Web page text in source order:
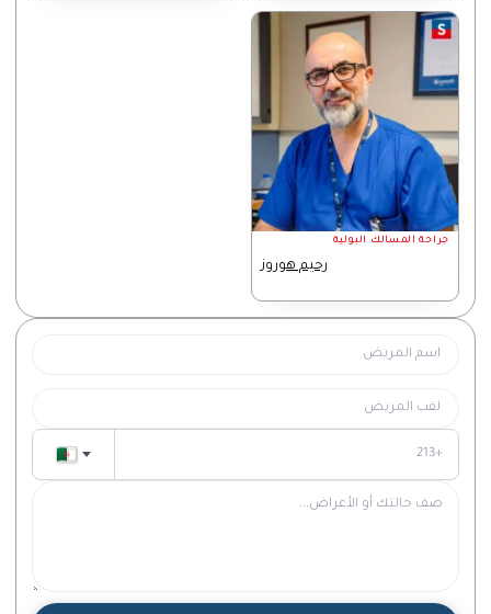
جراحة المسالك البولية
رحيم هوروز
هذا الحقل مطلوب.
هذا الحقل مطلوب.